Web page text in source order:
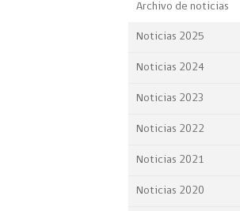
Archivo de noticias
Noticias 2025
Noticias 2024
Noticias 2023
Noticias 2022
Noticias 2021
Noticias 2020